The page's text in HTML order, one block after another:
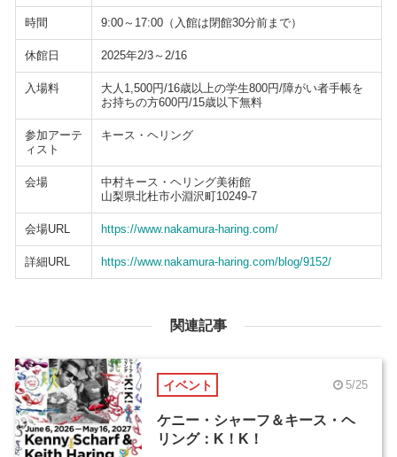
時間 9:00～17:00（入館は閉館30分前まで）
休館日 2025年2/3～2/16
入場料
大人1,500円/16歳以上の学生800円/障がい者手帳を
お持ちの方600円/15歳以下無料
参加アーテ
ィスト
キース・ヘリング
会場
中村キース・ヘリング美術館
山梨県北杜市小淵沢町10249-7
会場URL https://www.nakamura-haring.com/
詳細URL https://www.nakamura-haring.com/blog/9152/
関連記事
イベント 5/25
ケニー・シャーフ＆キース・ヘ
リング：K！K！